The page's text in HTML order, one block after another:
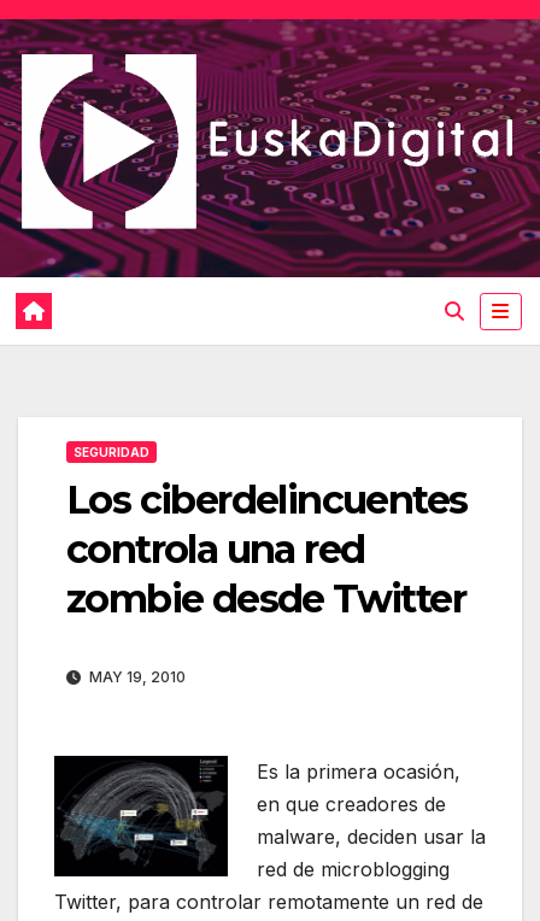
Saltar
al
contenido
SEGURIDAD
Los ciberdelincuentes
controla una red
zombie desde Twitter
MAY 19, 2010
Es la primera ocasión,
en que creadores de
malware, deciden usar la
red de microblogging
Twitter, para controlar remotamente un red de